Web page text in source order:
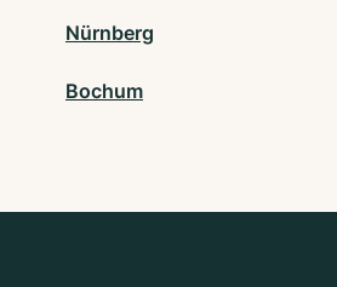
Nürnberg
Bochum